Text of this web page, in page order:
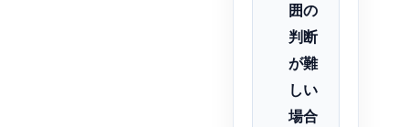
囲の
判断
が難
しい
場合